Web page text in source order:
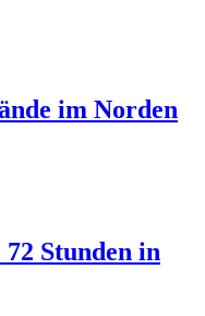
im Norden
Stunden in